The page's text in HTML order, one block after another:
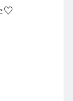
♡